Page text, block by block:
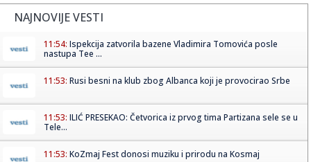
NAJNOVIJE VESTI
11:54: Ispekcija zatvorila bazene Vladimira Tomovića posle
nastupa Tee ...
11:53: Rusi besni na klub zbog Albanca koji je provocirao Srbe
11:53: ILIĆ PRESEKAO: Četvorica iz prvog tima Partizana sele se u
Tele...
11:53: KoZmaj Fest donosi muziku i prirodu na Kosmaj